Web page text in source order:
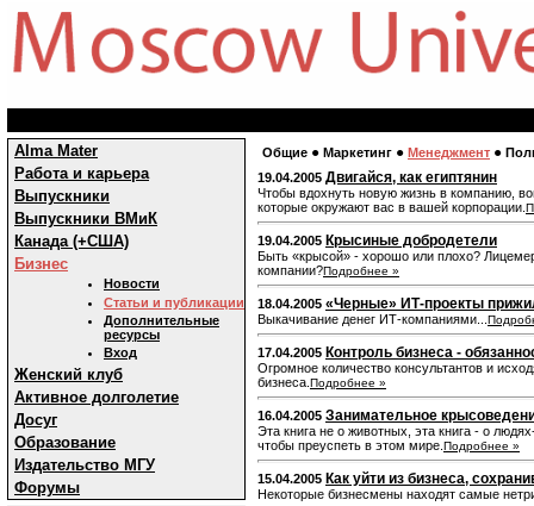
Alma Mater
Работа и карьера
Выпускники
Выпускники ВМиК
Канада (+США)
Бизнес
Новости
Статьи и публикации
Дополнительные
ресурсы
Вход
Женский клуб
Активное долголетие
Досуг
Образование
Издательство МГУ
Форумы
Общие ● Маркетинг ● Менеджмент ●
19.04.2005 Двигайся, как египтянин
Чтобы вдохнуть новую жизнь в компанию,
которые окружают вас в вашей корпорации.
19.04.2005 Крысиные добродетели
Быть «крысой» - хорошо или плохо?
компании?Подробнее »
18.04.2005 «Черные» ИТ-проекты
Выкачивание денег ИТ-компаниями...
17.04.2005 Контроль бизнеса -
Огромное количество консультантов и
бизнеса. Подробнее »
16.04.2005 Занимательное
Эта книга не о животных, эта книга - о
чтобы преуспеть в этом мире. Подробнее »
15.04.2005 Как уйти из бизнеса,
Некоторые бизнесмены находят самые